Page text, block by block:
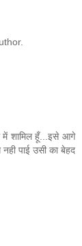
में शामिल हूँ...इसे आगे
पाई उसी का बेहद